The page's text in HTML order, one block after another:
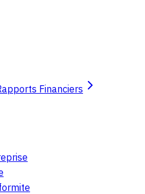
Financiers